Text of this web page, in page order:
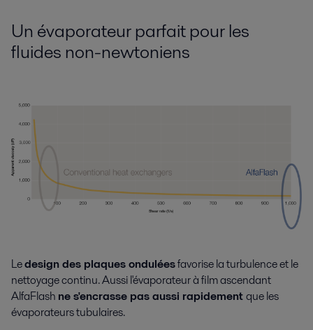
Production agroalimentaire
Les produits alimentaires doivent répondre aux attentes des clients. Les
technologies Alfa Laval de transformation y contribuent : goût et texture
justes, bonne hygiène et faibles coûts opérationnels.
Plus
Un évaporateur parfait pour les
fluides non-newtoniens
Ledesign des plaques onduléesfavorise la turbulence et le
nettoyage continu. Aussi l'évaporateur à film ascendant
AlfaFlash nes'encrasse pasaussi rapidementque les
évaporateurs tubulaires.